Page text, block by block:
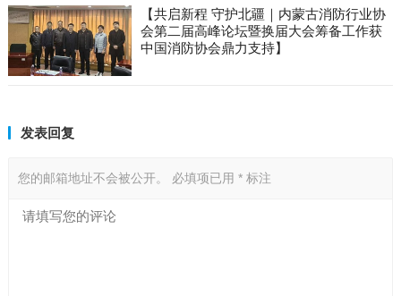
【共启新程 守护北疆｜内蒙古消防行业协
会第二届高峰论坛暨换届大会筹备工作获
中国消防协会鼎力支持】
发表回复
您的邮箱地址不会被公开。 必填项已用 *标注